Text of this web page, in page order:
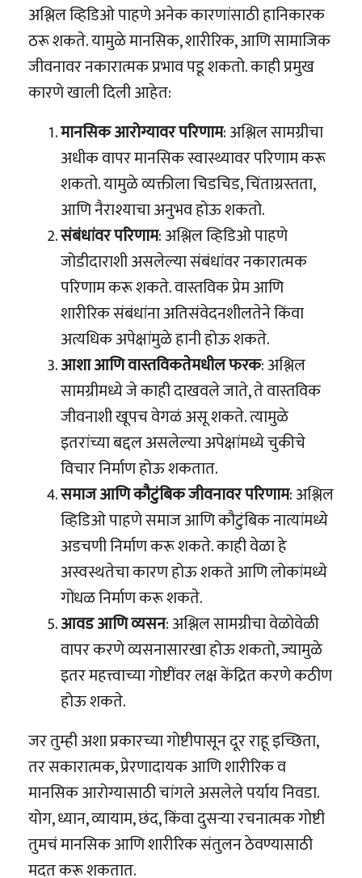
अश्लिल व्हिडिओ पाहणे अनेक कारणांसाठी हानिकारक
ठरू शकते. यामुळे मानसिक, शारीरिक, आणि सामाजिक
जीवनावर नकारात्मक प्रभाव पडू शकतो. काही प्रमुख
कारणे खाली दिली आहेत:
मानसिक आरोग्यावर परिणाम: अश्लिल सामग्रीचा
अधीक वापर मानसिक स्वास्थ्यावर परिणाम करू
शकतो. यामुळे व्यक्तीला चिडचिड, चिंताग्रस्तता,
आणि नैराश्याचा अनुभव होऊ शकतो.
संबंधांवर परिणाम: अश्लिल व्हिडिओ पाहणे
जोडीदाराशी असलेल्या संबंधांवर नकारात्मक
परिणाम करू शकते. वास्तविक प्रेम आणि
शारीरिक संबंधांना अतिसंवेदनशीलतेने किंवा
अत्यधिक अपेक्षांमुळे हानी होऊ शकते.
आशा आणि वास्तविकतेमधील फरक: अश्लिल
सामग्रीमध्ये जे काही दाखवले जाते, ते वास्तविक
जीवनाशी खूपच वेगळं असू शकते. त्यामुळे
इतरांच्या बद्दल असलेल्या अपेक्षांमध्ये चुकीचे
विचार निर्माण होऊ शकतात.
समाज आणि कौटुंबिक जीवनावर परिणाम: अश्लिल
व्हिडिओ पाहणे समाज आणि कौटुंबिक नात्यांमध्ये
अडचणी निर्माण करू शकते. काही वेळा हे
अस्वस्थतेचा कारण होऊ शकते आणि लोकांमध्ये
गोंधळ निर्माण करू शकते.
आवड आणि व्यसन: अश्लिल सामग्रीचा वेळोवेळी
वापर करणे व्यसनासारखा होऊ शकतो, ज्यामुळे
इतर महत्त्वाच्या गोष्टींवर लक्ष केंद्रित करणे कठीण
होऊ शकते.
जर तुम्ही अशा प्रकारच्या गोष्टीपासून दूर राहू इच्छिता,
तर सकारात्मक, प्रेरणादायक आणि शारीरिक व
मानसिक आरोग्यासाठी चांगले असलेले पर्याय निवडा.
योग, ध्यान, व्यायाम, छंद, किंवा दुसऱ्या रचनात्मक गोष्टी
तुमचं मानसिक आणि शारीरिक संतुलन ठेवण्यासाठी
मदत करू शकतात.